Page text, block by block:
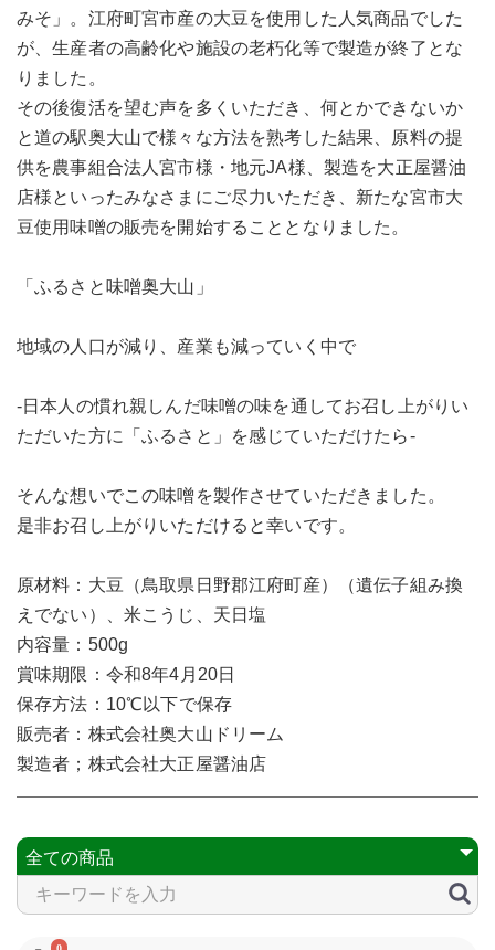
みそ」。江府町宮市産の大豆を使用した人気商品でした
が、生産者の高齢化や施設の老朽化等で製造が終了とな
りました。
その後復活を望む声を多くいただき、何とかできないか
と道の駅奥大山で様々な方法を熟考した結果、原料の提
供を農事組合法人宮市様・地元JA様、製造を大正屋醤油
店様といったみなさまにご尽力いただき、新たな宮市大
豆使用味噌の販売を開始することとなりました。
「ふるさと味噌奥大山」
地域の人口が減り、産業も減っていく中で
-日本人の慣れ親しんだ味噌の味を通してお召し上がりい
ただいた方に「ふるさと」を感じていただけたら-
そんな想いでこの味噌を製作させていただきました。
是非お召し上がりいただけると幸いです。
原材料：大豆（鳥取県日野郡江府町産）（遺伝子組み換
えでない）、米こうじ、天日塩
内容量：500g
賞味期限：令和8年4月20日
保存方法：10℃以下で保存
販売者：株式会社奥大山ドリーム
製造者；株式会社大正屋醤油店